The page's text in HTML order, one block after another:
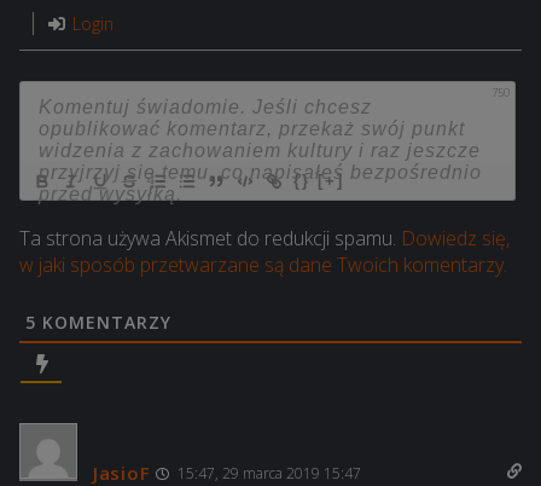
Login
750
{} [+]
Ta strona używa Akismet do redukcji spamu. Dowiedz się,
w jaki sposób przetwarzane są dane Twoich komentarzy.
5 KOMENTARZY
JasioF 15:47, 29 marca 2019 15:47